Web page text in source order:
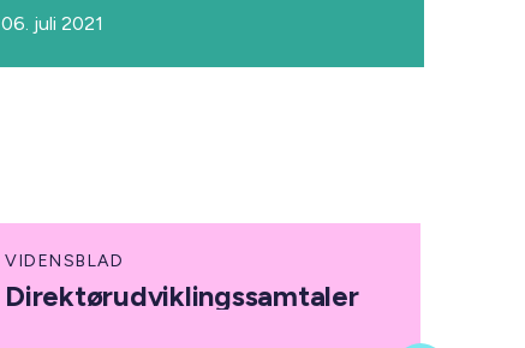
06. juli 2021
VIDENSBLAD
Direktørudviklingssamtaler